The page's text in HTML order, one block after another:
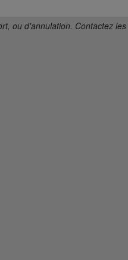
ou d'annulation. Contactez